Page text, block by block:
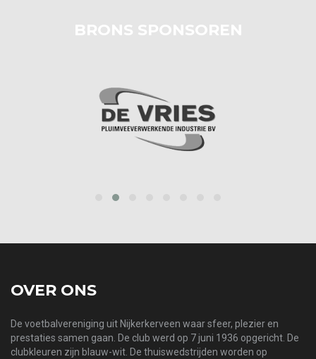
BRONS SPONSOREN
OVER ONS
De voetbalvereniging uit Nijkerkerveen waar sfeer, plezier en
prestaties samen gaan. De club werd op 7 juni 1936 opgericht. De
clubkleuren zijn blauw-wit. De thuiswedstrijden worden op